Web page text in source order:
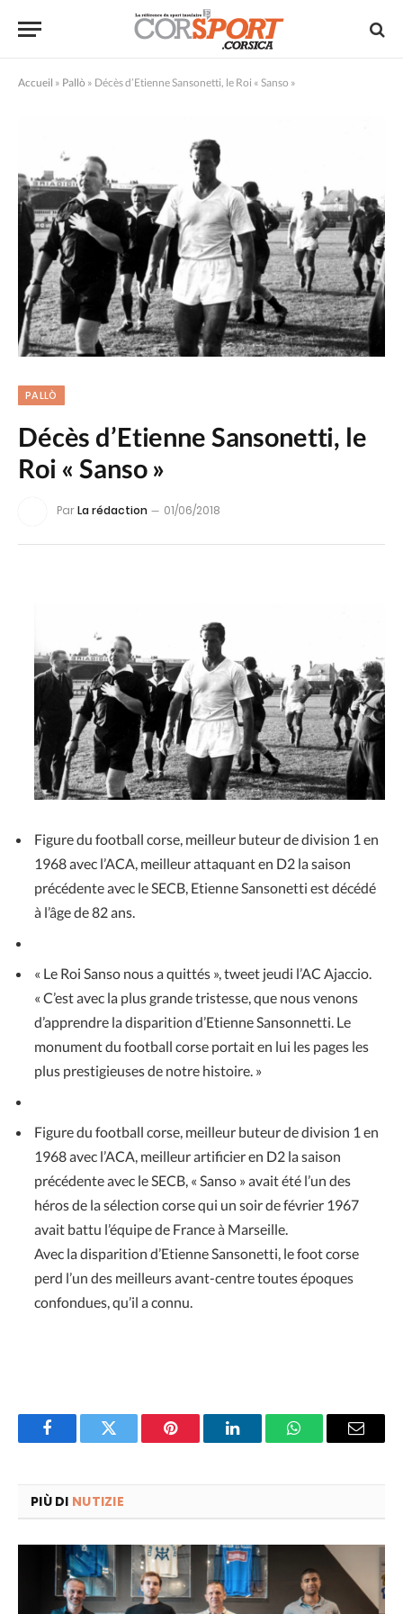
Accueil » Pallò » Décès d’Etienne Sansonetti, le Roi « Sanso »
PALLÒ
Décès d’Etienne Sansonetti, le
Roi « Sanso »
ParLa rédaction 01/06/2018
Figure du football corse, meilleur buteur de division 1 en
1968 avec l’ACA, meilleur attaquant en D2 la saison
précédente avec le SECB, Etienne Sansonetti est décédé
à l’âge de 82 ans.
« Le Roi Sanso nous a quittés », tweet jeudi l’AC Ajaccio.
« C’est avec la plus grande tristesse, que nous venons
d’apprendre la disparition d’Etienne Sansonnetti. Le
monument du football corse portait en lui les pages les
plus prestigieuses de notre histoire. »
Figure du football corse, meilleur buteur de division 1 en
1968 avec l’ACA, meilleur artificier en D2 la saison
précédente avec le SECB, « Sanso » avait été l’un des
héros de la sélection corse qui un soir de février 1967
avait battu l’équipe de France à Marseille.
Avec la disparition d’Etienne Sansonetti, le foot corse
perd l’un des meilleurs avant-centre toutes époques
confondues, qu’il a connu.
FacebookTwitter Pinterest LinkedInWhatsAppEmail
PIÙ DI NUTIZIE